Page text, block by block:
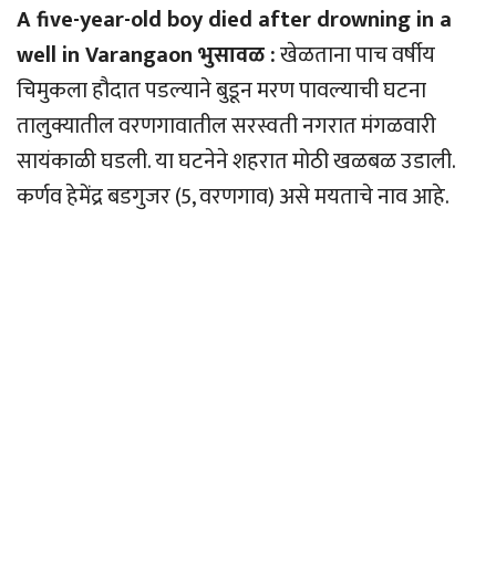
A five-year-old boy died after drowning in a
well in Varangaon भुसावळ :खेळताना पाच वर्षीय
चिमुकला हौदात पडल्याने बुडून मरण पावल्याची घटना
तालुक्यातील वरणगावातील सरस्वती नगरात मंगळवारी
सायंकाळी घडली. या घटनेने शहरात मोठी खळबळ उडाली.
कर्णव हेमेंद्र बडगुजर (5, वरणगाव) असे मयताचे नाव आहे.